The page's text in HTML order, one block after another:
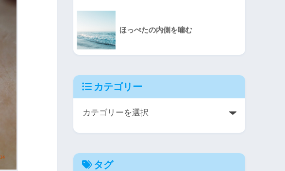
ほっぺたの内側を噛む
カテゴリー
タグ